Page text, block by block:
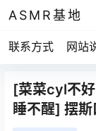
ASMR基地
联系方式 网站
[菜菜cyl不
睡不醒] 摆